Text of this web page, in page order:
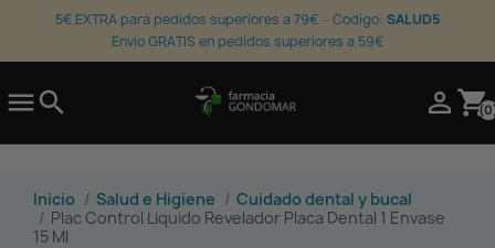
5€ EXTRA para pedidos superiores a 79€ · Codigo: SALUD5
Envio GRATIS en pedidos superiores a 59€
search  shopping_cart
Inicio Salud e Higiene
Cuidado dental y bucal
Plac Control Liquido Revelador Placa Dental 1 Envase
15 Ml